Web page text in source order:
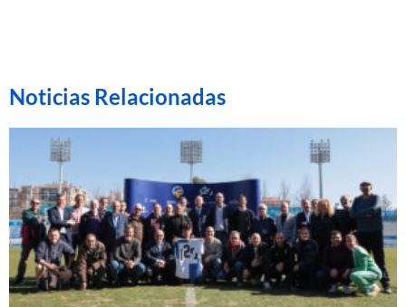
Noticias Relacionadas